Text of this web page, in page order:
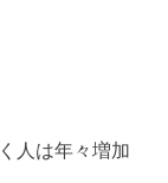
人は年々増加